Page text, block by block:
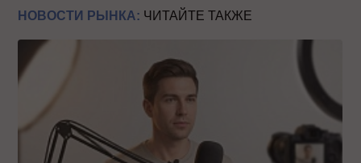
НОВОСТИ РЫНКА: ЧИТАЙТЕ ТАКЖЕ